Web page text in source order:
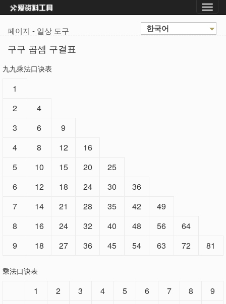
페이지 - 일상 도구 한국어
구구 곱셈 구결표
九九乘法口诀表
1
2
4
3
6
9
4
8 12
16
5
10 15 20
25
6
12 18 24 30
36
7
14 21 28 35 42
49
8
16 24 32 40 48 56
64
9
18 27 36 45 54 63 72 81
乘法口诀表
1 2 3 4 5 6 7 8
9